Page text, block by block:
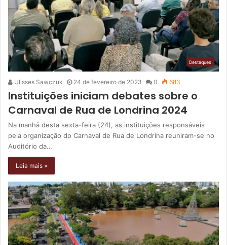
Destaques
Ulisses Sawczuk 24 de fevereiro de 2023 0 683
Instituições iniciam debates sobre o
Carnaval de Rua de Londrina 2024
Na manhã desta sexta-feira (24), as instituições responsáveis
pela organização do Carnaval de Rua de Londrina reuniram-se no
Auditório da…
Leia mais »